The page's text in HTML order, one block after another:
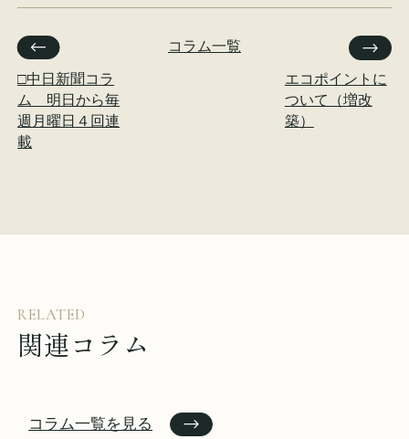
□中日新聞コラ
ム 明日から毎
週月曜日４回連
載
コラム一覧
エコポイントに
ついて（増改
築）
RELATED
関連コラム
コラム一覧を見る
資料請求 お問い合わせ